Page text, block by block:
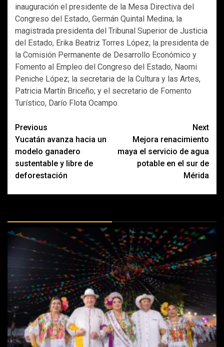
inauguración el presidente de la Mesa Directiva del
Congreso del Estado, Germán Quintal Medina; la
magistrada presidenta del Tribunal Superior de Justicia
del Estado, Erika Beatriz Torres López; la presidenta de
la Comisión Permanente de Desarrollo Económico y
Fomento al Empleo del Congreso del Estado, Naomi
Peniche López; la secretaria de la Cultura y las Artes,
Patricia Martín Briceño; y el secretario de Fomento
Turístico, Darío Flota Ocampo.
Post
navigation
Previous
Yucatán avanza hacia un
modelo ganadero
sustentable y libre de
deforestación
Next
Mejora renacimiento
maya el servicio de agua
potable en el sur de
Mérida